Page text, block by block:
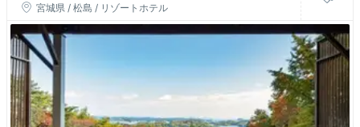
宮城県 / 松島 / リゾートホテル